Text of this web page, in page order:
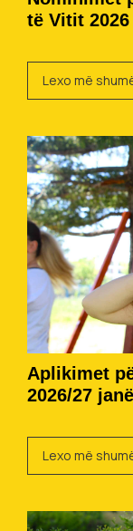
të Vitit
Lexo më
Aplikimet
2026/27
Lexo më